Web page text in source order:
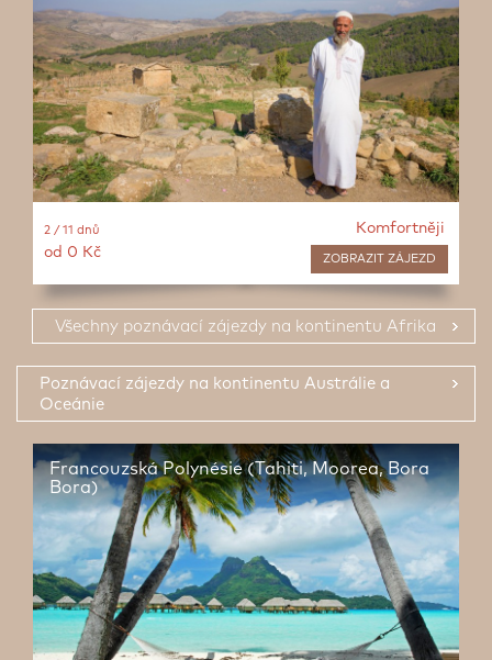
Komfortněji
ZOBRAZIT ZÁJEZD
2 / 11 dnů
od 0 Kč
Všechny poznávací zájezdy na kontinentu Afrika
Poznávací zájezdy na kontinentu Austrálie a
Oceánie
Francouzská Polynésie (Tahiti, Moorea, Bora
Bora)